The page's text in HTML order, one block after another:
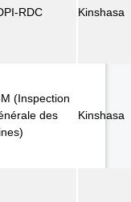
RDC Kinshasa
(Inspection
des
Kinshasa